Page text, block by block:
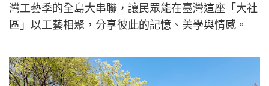
灣工藝季的全島大串聯，讓民眾能在臺灣這座「大社
區」以工藝相聚，分享彼此的記憶、美學與情感。